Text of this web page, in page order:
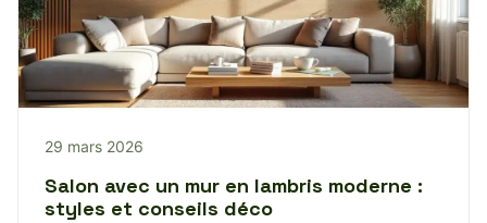
29 mars 2026
Salon avec un mur en lambris moderne :
styles et conseils déco